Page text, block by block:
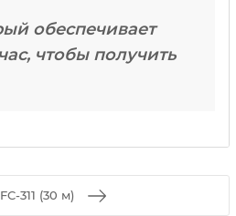
обеспечивает
чтобы получить
311 (30 м)